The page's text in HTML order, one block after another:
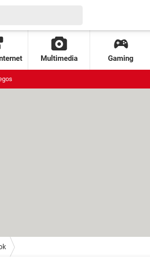
Multimedia Gaming